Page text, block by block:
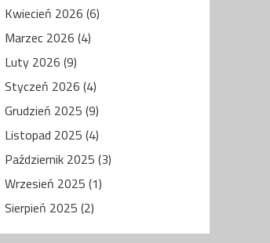
Kwiecień 2026 (6)
Marzec 2026 (4)
Luty 2026 (9)
Styczeń 2026 (4)
Grudzień 2025 (9)
Listopad 2025 (4)
Październik 2025 (3)
Wrzesień 2025 (1)
Sierpień 2025 (2)